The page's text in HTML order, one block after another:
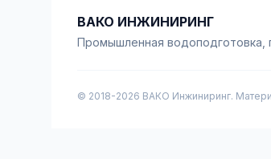
ВАКО ИНЖИНИРИНГ
Промышленная водоподготовка,
© 2018-2026 ВАКО Инжиниринг.